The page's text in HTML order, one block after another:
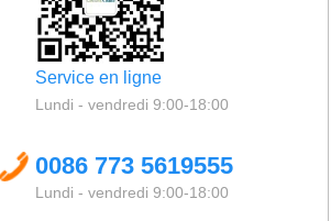
Service en ligne
Lundi - vendredi 9:00-18:00
0086 773 5619555
Lundi - vendredi 9:00-18:00